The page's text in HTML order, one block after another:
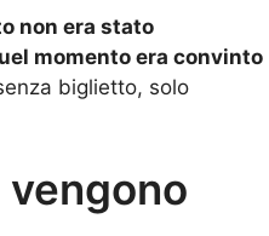
non era stato
momento era convinto
biglietto, solo